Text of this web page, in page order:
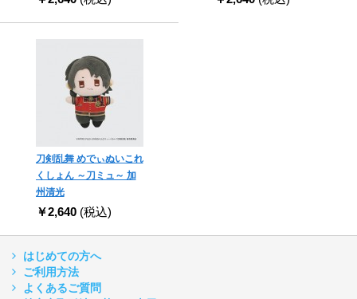
刀剣乱舞 めでぃぬいこれ
くしょん ～刀ミュ～ 加
州清光
￥2,640 (税込)
はじめての方へ
ご利用方法
よくあるご質問